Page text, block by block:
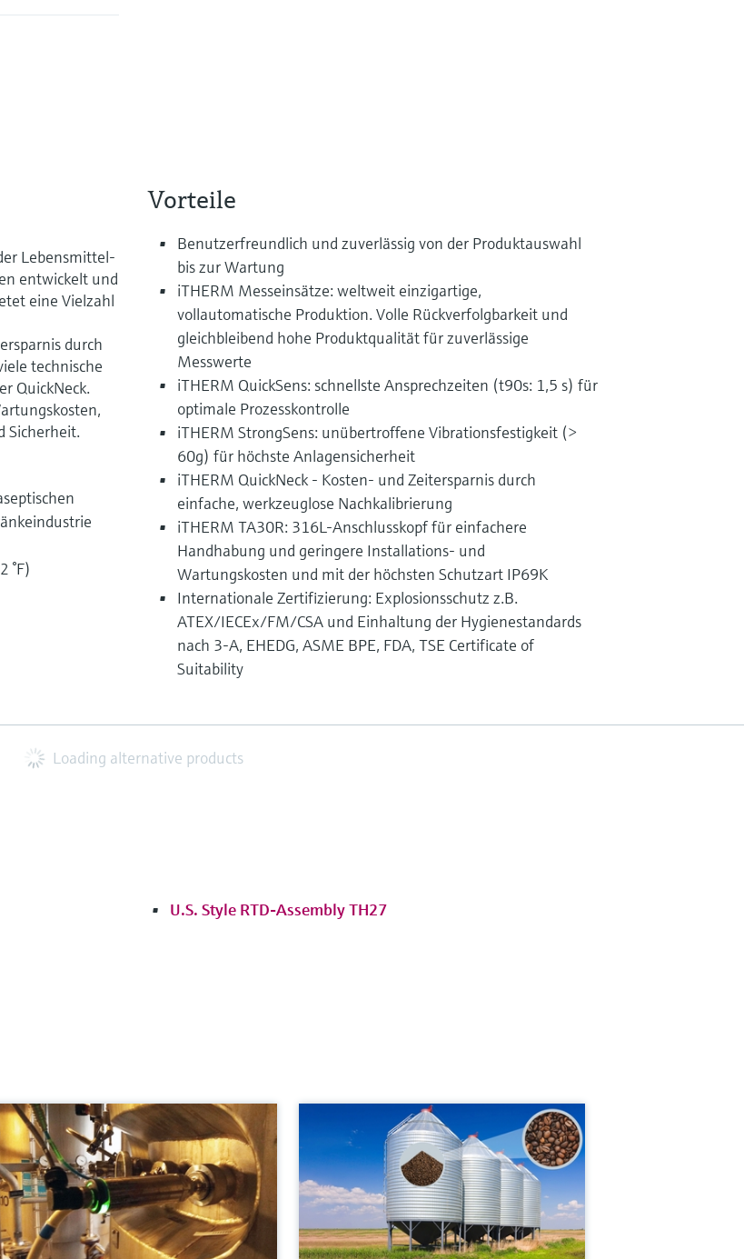
Lebensmittel-
entwickelt und
eine Vielzahl
durch
technische
QuickNeck.
Sicherheit.
°F)
Vorteile
Benutzerfreundlich und zuverlässig von der Produktauswahl
bis zur Wartung
iTHERM Messeinsätze: weltweit einzigartige,
vollautomatische Produktion. Volle Rückverfolgbarkeit und
gleichbleibend hohe Produktqualität für zuverlässige
Messwerte
iTHERM QuickSens: schnellste Ansprechzeiten (t90s: 1,5 s) für
optimale Prozesskontrolle
iTHERM StrongSens: unübertroffene Vibrationsfestigkeit (>
60g) für höchste Anlagensicherheit
iTHERM QuickNeck - Kosten- und Zeitersparnis durch
einfache, werkzeuglose Nachkalibrierung
iTHERM TA30R: 316L-Anschlusskopf für einfachere
Handhabung und geringere Installations- und
Wartungskosten und mit der höchsten Schutzart IP69K
Internationale Zertifizierung: Explosionsschutz z.B.
ATEX/IECEx/FM/CSA und Einhaltung der Hygienestandards
nach 3-A, EHEDG, ASME BPE, FDA, TSE Certificate of
Suitability
Loading alternative products
U.S. Style RTD-Assembly TH27